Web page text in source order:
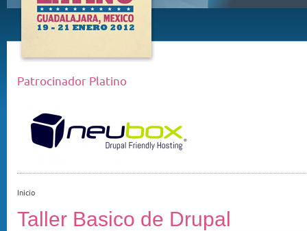
Patrocinador Platino
Inicio
Taller Basico de Drupal